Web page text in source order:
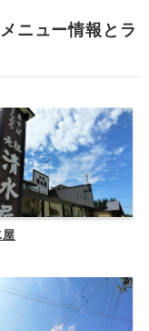
ニュー情報とラ
屋